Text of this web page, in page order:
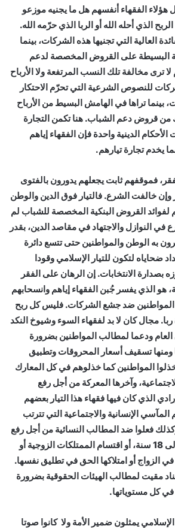
هؤلاء الفقهاء أنفسهم هل ما يجنيه موزعو
الذي أحله الله أو الربا الذي حرّمه الله.
العالية التي تجنيها هذه الشركات، بينما
البسيطة على القروض المخصصة لدعم
ترى مخالفة تلك النسب المرتفعة ولا الأرباح
للنصوص الشرعية التي تحرّم الاحتكار
بينما تراها في الهامش البسيط من الأرباح
من قروض دعم الشباب. هنا تكمن التجارة
الأحكام الدينية واحدة فإن الفقهاء إياهم
يخدم تجارة تيارهم.
فموقفهم ثابت يجعلهم يدورون بالفتوى
وإن خالفت الشرع. فالتيار فوق الدين والوطن
لفوائد القروض البنكية المخصصة للشباب لم
النوازل والاجتهاد في مقاصد الدين، بقدر
به الوطن والمواطنين حتى تتسع دائرة
ضحاياه لتكون للتيار الإسلامي وقودا
بصدارة الانتخابات. إن الرهان على الفقر
هو الذي يفسر جُبن الفقهاء إياهم وانسحابهم
المواطنين ضد جشع الشركات. فليس كل ربح
مجال كان لا بد لفقهاء السوء وشيوخ النكد
العام ودعما لمطالب المواطنين بضرورة
ومنها تسقيف أسعار المحروقات وتطبيق
المواطنين كما خذلوهم في كل المعارك
وآخرها المعركة من أجل رفع
الذي كان فيها فقهاء هذا التيار بعضهم
الإنسانية والاجتماعية التي تترتب
فعلوا ضد المطالب النسائية من أجل رفع
سن الزواج لدى الإناث إلى 18 سنة، أو اقتسام الممتلكات الزوجية أو
الزواج أو امتلاكها الحق في تطليق نفسها.
مقيت لمطالب الهيئات الحقوقية بضرورة
في كل مستوياتها.
الإسلامي يمثلون ضمير الأمة ولا كانوا صوتا